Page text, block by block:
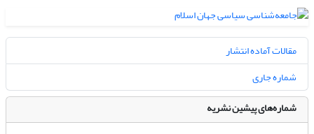
مقالات آماده انتشار
شماره جاری
شماره‌های پیشین نشریه